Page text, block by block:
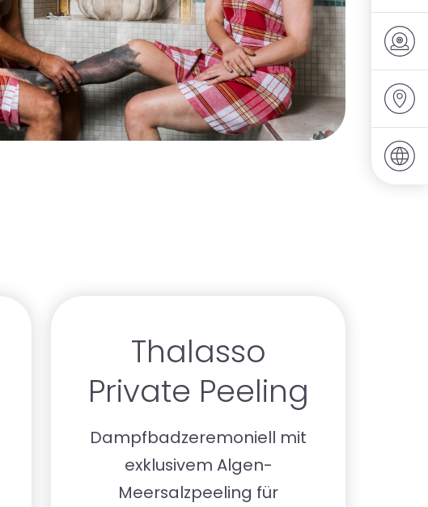
Thalasso
Private Peeling
Dampfbadzeremoniell mit
exklusivem Algen-
Meersalzpeeling für